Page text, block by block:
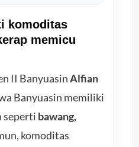
komoditas
memicu
II BanyuasinAlfian
Banyuasin memiliki
seperti bawang,
komoditas